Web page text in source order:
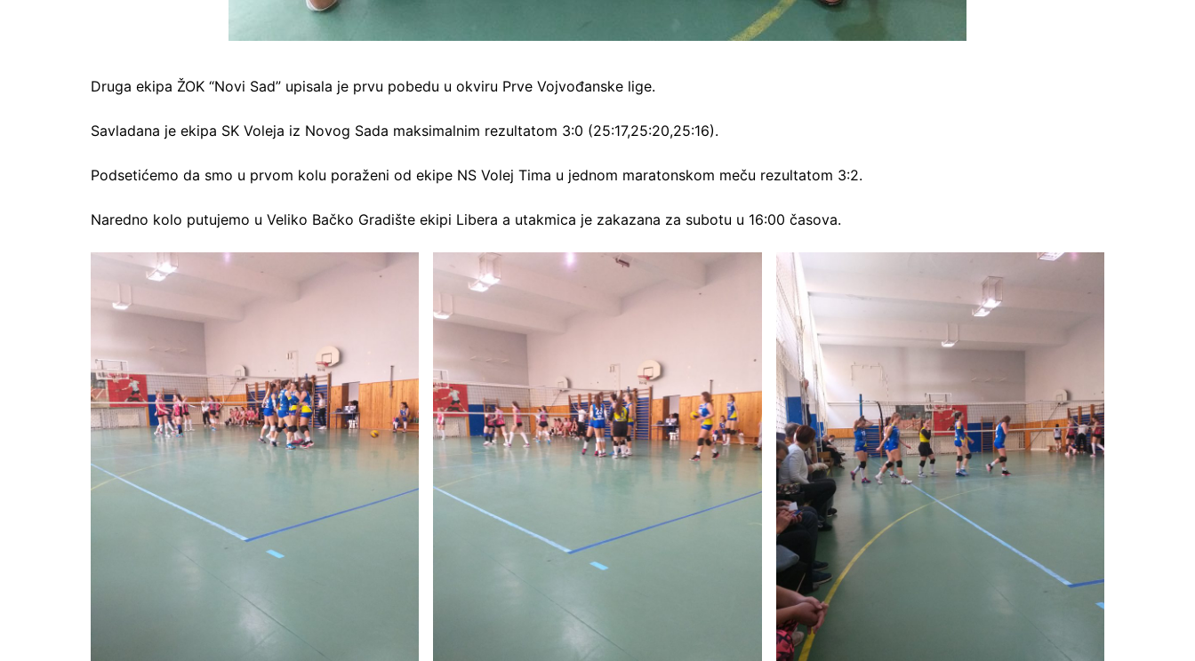
Druga ekipa ŽOK “Novi Sad” upisala je prvu pobedu u okviru Prve Vojvođanske lige.
Savladana je ekipa SK Voleja iz Novog Sada maksimalnim rezultatom 3:0 (25:17,25:20,25:16).
Podsetićemo da smo u prvom kolu poraženi od ekipe NS Volej Tima u jednom maratonskom meču rezultatom 3:2.
Naredno kolo putujemo u Veliko Bačko Gradište ekipi Libera a utakmica je zakazana za subotu u 16:00 časova.